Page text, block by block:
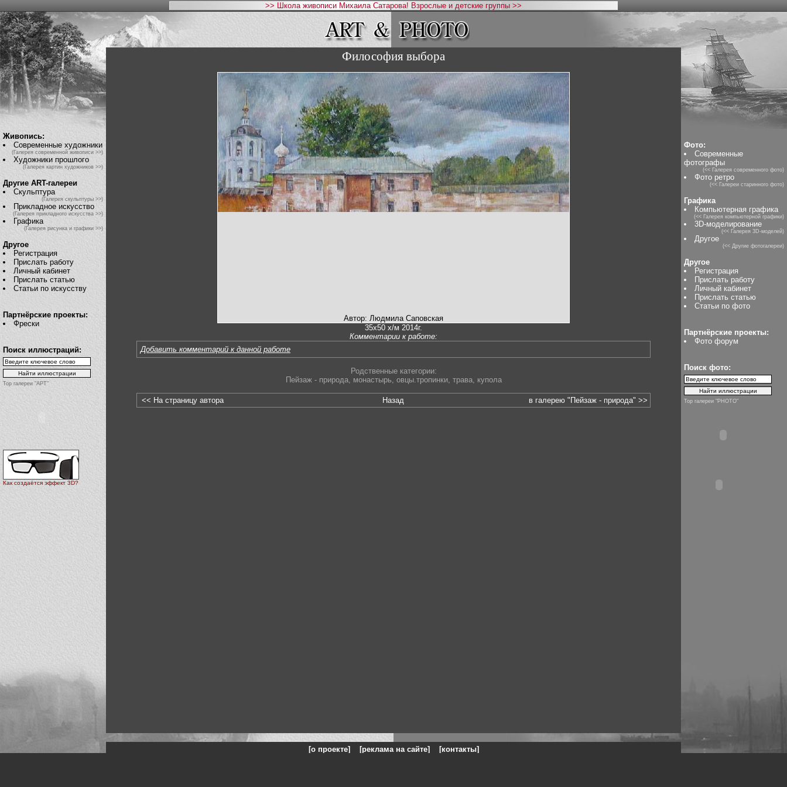
>> Школа живописи Михаила Сатарова! Взрослые и детские группы >>
Живопись:
Современные художники
(Галерея современной живописи >>)
Художники прошлого
(Галерея картин художников >>)
Другие ART-галереи
Скульптура
(Галерея скульптуры >>)
Прикладное искусство
(Галерея прикладного искусства >>)
Графика
(Галерея рисунка и графики >>)
Другое
Регистрация
Прислать работу
Личный кабинет
Прислать статью
Статьи по искусству
Партнёрские проекты:
Фрески
Поиск иллюстраций:
Top галереи "АРТ"
Как создаётся эффект 3D?
Философия выбора
Автор: Людмила Саповская
35х50 х/м 2014г.
Комментарии к работе:
Добавить комментарий к данной работе
Родственные категории:
Пейзаж - природа, монастырь, овцы.тропинки, трава, купола
<< На страницу автора Назад в галерею "Пейзаж - природа" >>
Фото:
Современные
фотографы
(<< Галерея современного фото)
Фото ретро
(<< Галереи старинного фото)
Графика
Компьютерная графика
(<< Галерея компьютерной графики)
3D-моделирование
(<< Галерея 3D-моделей)
Другое
(<< Другие фотогалереи)
Другое
Регистрация
Прислать работу
Личный кабинет
Прислать статью
Статьи по фото
Партнёрские проекты:
Фото форум
Поиск фото:
Top галереи "PHOTO"
[о проекте] [реклама на сайте] [контакты]